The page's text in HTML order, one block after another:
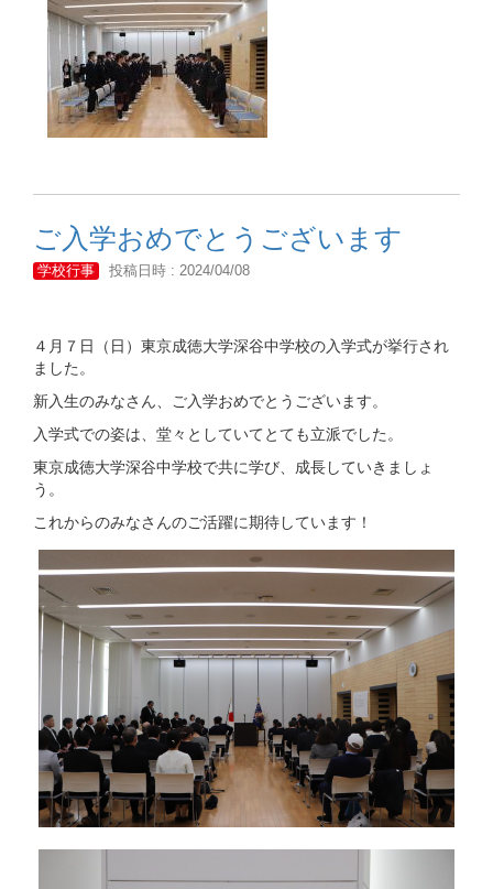
ご入学おめでとうございます
学校行事 投稿日時 : 2024/04/08
４月７日（日）東京成徳大学深谷中学校の入学式が挙行され
ました。
新入生のみなさん、ご入学おめでとうございます。
入学式での姿は、堂々としていてとても立派でした。
東京成徳大学深谷中学校で共に学び、成長していきましょ
う。
これからのみなさんのご活躍に期待しています！